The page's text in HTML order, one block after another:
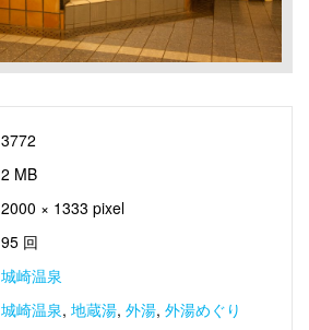
3772
2 MB
2000 × 1333 pixel
95 回
城崎温泉
城崎温泉, 地蔵湯, 外湯, 外湯めぐり